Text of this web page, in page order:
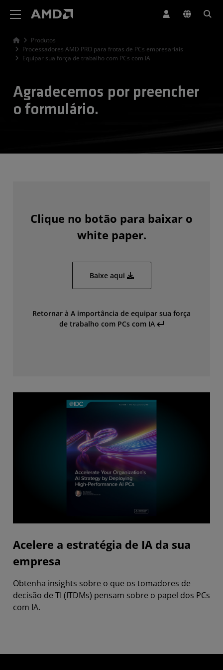
Produtos
Processadores AMD PRO para frotas de PCs empresariais
Equipar sua força de trabalho com PCs com IA
Agradecemos por preencher
o formulário.
Clique no botão para baixar o
white paper.
Baixe aqui
Retornar à A importância de equipar sua força
de trabalho com PCs com IA
Acelere a estratégia de IA da sua
empresa
Obtenha insights sobre o que os tomadores de
decisão de TI (ITDMs) pensam sobre o papel dos PCs
com IA.